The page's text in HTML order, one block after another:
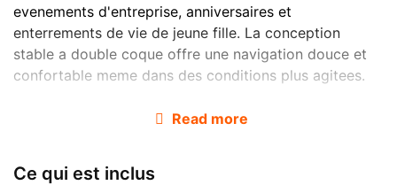
evenements d'entreprise, anniversaires et
enterrements de vie de jeune fille. La conception
stable a double coque offre une navigation douce et
confortable meme dans des conditions plus agitees.
Read more
Ce qui est inclus